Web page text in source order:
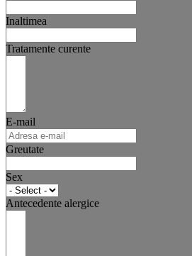
Inaltimea
Tratamente curente
E-mail
Greutate
Sex
Antecedente alergice